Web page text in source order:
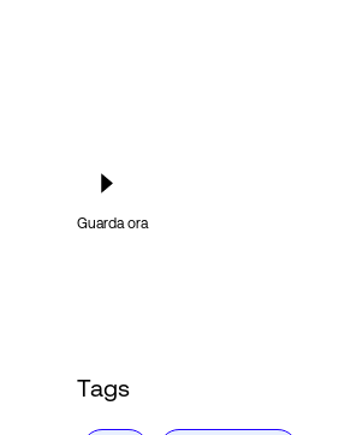
Guarda ora
Tags